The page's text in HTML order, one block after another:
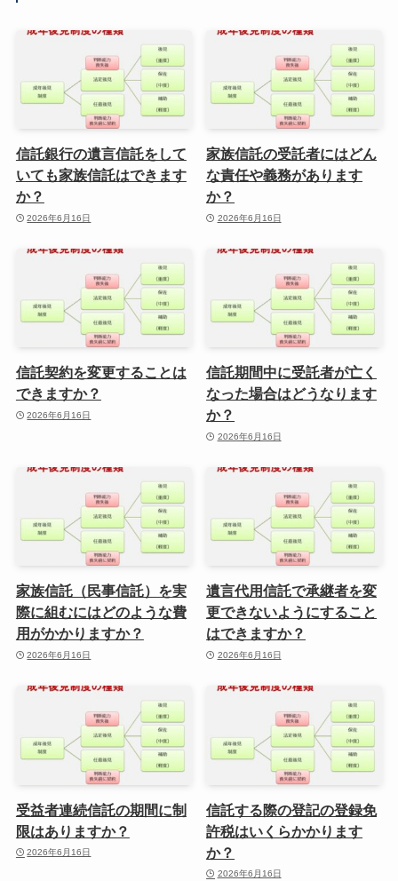
信託銀行の遺言信託をして
いても家族信託はできます
か？
2026年6月16日
家族信託の受託者にはどん
な責任や義務があります
か？
2026年6月16日
信託契約を変更することは
できますか？
2026年6月16日
信託期間中に受託者が亡く
なった場合はどうなります
か？
2026年6月16日
家族信託（民事信託）を実
際に組むにはどのような費
用がかかりますか？
2026年6月16日
遺言代用信託で承継者を変
更できないようにすること
はできますか？
2026年6月16日
受益者連続信託の期間に制
限はありますか？
2026年6月16日
信託する際の登記の登録免
許税はいくらかかります
か？
2026年6月16日